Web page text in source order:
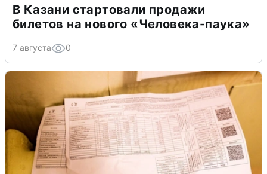
В Казани стартовали продажи
билетов на нового «Человека-паука»
7 августа 0